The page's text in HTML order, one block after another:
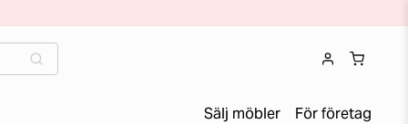
Sälj möbler För företag